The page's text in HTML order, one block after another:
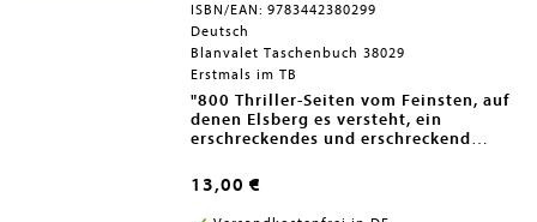
ISBN/EAN: 9783442380299
Deutsch
Blanvalet Taschenbuch 38029
Erstmals im TB
"800 Thriller-Seiten vom Feinsten, auf
denen Elsberg es versteht, ein
erschreckendes und erschreckend
zeichnen." ntv.de
An einem kalten Februartag brechen in
spannendsten Wissensbuch des Jahres
2012 gekürt - »Elsberg flicht vier
Handlungsfäden zu einem
Lesen Sie auch den aktuellen Thriller
13,00 €